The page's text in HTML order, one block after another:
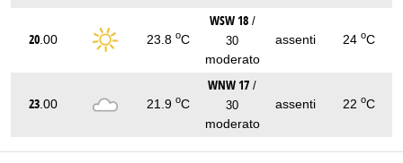
20 .00 23.8 oC
WSW 18 /
30
moderato
assenti 24 oC
23 .00 21.9 oC
WNW 17 /
30
moderato
assenti 22 oC